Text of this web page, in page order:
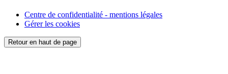
Centre de confidentialité - mentions légales
Gérer les cookies
Retour en haut de page